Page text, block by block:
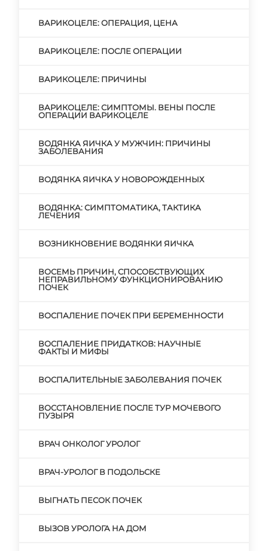
ВАРИКОЦЕЛЕ: ОПЕРАЦИЯ, ЦЕНА
ВАРИКОЦЕЛЕ: ПОСЛЕ ОПЕРАЦИИ
ВАРИКОЦЕЛЕ: ПРИЧИНЫ
ВАРИКОЦЕЛЕ: СИМПТОМЫ. ВЕНЫ ПОСЛЕ
ОПЕРАЦИИ ВАРИКОЦЕЛЕ
ВОДЯНКА ЯИЧКА У МУЖЧИН: ПРИЧИНЫ
ЗАБОЛЕВАНИЯ
ВОДЯНКА ЯИЧКА У НОВОРОЖДЕННЫХ
ВОДЯНКА: СИМПТОМАТИКА, ТАКТИКА
ЛЕЧЕНИЯ
ВОЗНИКНОВЕНИЕ ВОДЯНКИ ЯИЧКА
ВОСЕМЬ ПРИЧИН, СПОСОБСТВУЮЩИХ
НЕПРАВИЛЬНОМУ ФУНКЦИОНИРОВАНИЮ
ПОЧЕК
ВОСПАЛЕНИЕ ПОЧЕК ПРИ БЕРЕМЕННОСТИ
ВОСПАЛЕНИЕ ПРИДАТКОВ: НАУЧНЫЕ
ФАКТЫ И МИФЫ
ВОСПАЛИТЕЛЬНЫЕ ЗАБОЛЕВАНИЯ ПОЧЕК
ВОССТАНОВЛЕНИЕ ПОСЛЕ ТУР МОЧЕВОГО
ПУЗЫРЯ
ВРАЧ ОНКОЛОГ УРОЛОГ
ВРАЧ-УРОЛОГ В ПОДОЛЬСКЕ
ВЫГНАТЬ ПЕСОК ПОЧЕК
ВЫЗОВ УРОЛОГА НА ДОМ